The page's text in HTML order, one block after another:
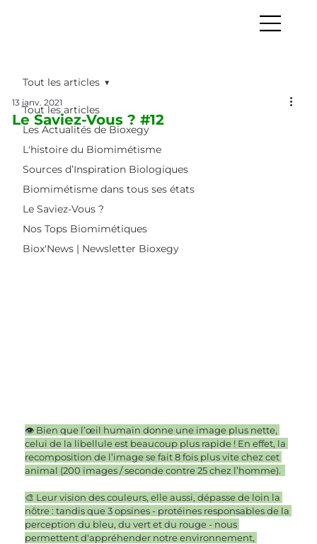
Tout les articles
Les Actualités de Bioxegy
L'histoire du Biomimétisme
Sources d’Inspiration Biologiques
Biomimétisme dans tous ses états
Le Saviez-Vous ?
Nos Tops Biomimétiques
Biox'News | Newsletter Bioxegy
Tout les articles
Le Saviez-Vous ? #12
13 janv. 2021
👁 Bien que l’œil humain donne une image plus nette,
celui de la libellule est beaucoup plus rapide ! En effet, la
recomposition de l’image se fait 8 fois plus vite chez cet
animal (200 images / seconde contre 25 chez l’homme).
🎨 Leur vision des couleurs, elle aussi, dépasse de loin la
nôtre : tandis que 3 opsines - protéines responsables de la
perception du bleu, du vert et du rouge - nous
permettent d'appréhender notre environnement,